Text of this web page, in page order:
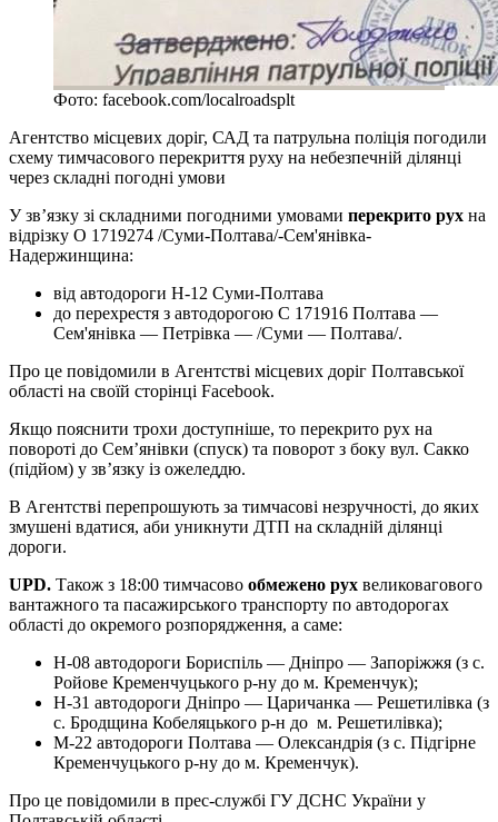
Фото: facebook.com/localroadsplt
Агентство місцевих доріг, САД та патрульна поліція погодили
схему тимчасового перекриття руху на небезпечній ділянці
через складні погодні умови
У зв’язку зі складними погодними умовами перекрито рух на
відрізку О 1719274 /Суми-Полтава/-Сем'янівка-
Надержинщина:
від автодороги Н-12 Суми-Полтава
до перехрестя з автодорогою С 171916 Полтава —
Сем'янівка — Петрівка — /Суми — Полтава/.
Про це повідомили в Агентстві місцевих доріг Полтавської
області на своїй сторінці Facebook.
Якщо пояснити трохи доступніше, то перекрито рух на
повороті до Сем’янівки (спуск) та поворот з боку вул. Сакко
(підйом) у зв’язку із ожеледдю.
В Агентстві перепрошують за тимчасові незручності, до яких
змушені вдатися, аби уникнути ДТП на складній ділянці
дороги.
UPD. Також з 18:00 тимчасово обмежено рух великовагового
вантажного та пасажирського транспорту по автодорогах
області до окремого розпорядження, а саме:
Н-08 автодороги Бориспіль — Дніпро — Запоріжжя (з с.
Ройове Кременчуцького р-ну до м. Кременчук);
Н-31 автодороги Дніпро — Царичанка — Решетилівка (з
с. Бродщина Кобеляцького р-н до м. Решетилівка);
М-22 автодороги Полтава — Олександрія (з с. Підгірне
Кременчуцького р-ну до м. Кременчук).
Про це повідомили в прес-службі ГУ ДСНС України у